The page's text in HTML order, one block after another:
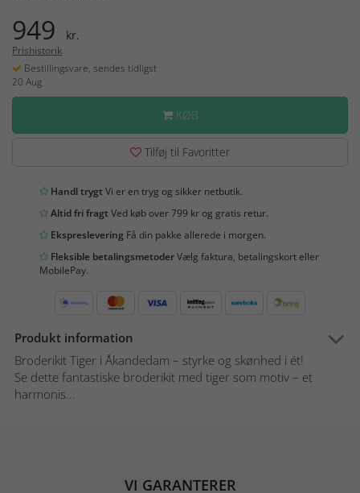
949 kr.
Prishistorik
Bestillingsvare, sendes tidligst
20 Aug
KØB
Tilføj til Favoritter
Handl trygtVi er en tryg og sikker netbutik.
Altid fri fragtVed køb over 799 kr og gratis retur.
Ekspreslevering Få din pakke allerede i morgen.
Fleksible betalingsmetoderVælg faktura, betalingskort eller
MobilePay.
Produkt information
Broderikit Tiger i Åkandedam – styrke og skønhed i ét!
Se dette fantastiske broderikit med tiger som motiv – et
harmonis...
VI GARANTERER